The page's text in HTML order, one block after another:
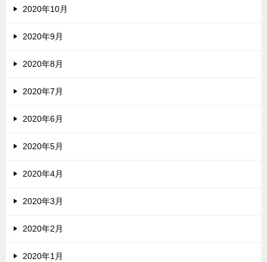
2020年10月
2020年9月
2020年8月
2020年7月
2020年6月
2020年5月
2020年4月
2020年3月
2020年2月
2020年1月